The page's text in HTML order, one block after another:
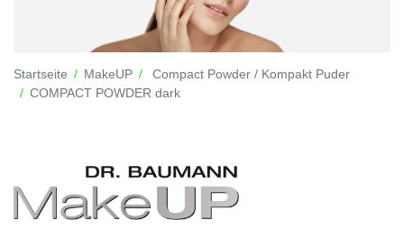
Startseite MakeUP
Compact Powder / Kompakt Puder
COMPACT POWDER dark